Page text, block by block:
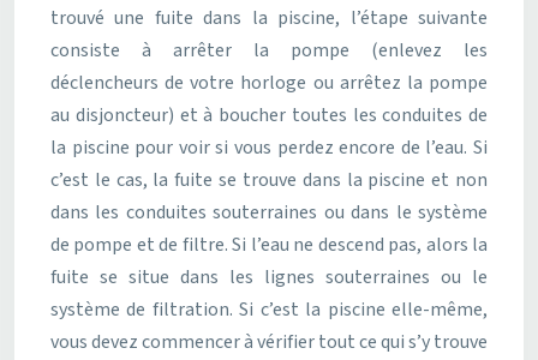
trouvé une fuite dans la piscine, l’étape suivante
consiste à arrêter la pompe (enlevez les
déclencheurs de votre horloge ou arrêtez la pompe
au disjoncteur) et à boucher toutes les conduites de
la piscine pour voir si vous perdez encore de l’eau. Si
c’est le cas, la fuite se trouve dans la piscine et non
dans les conduites souterraines ou dans le système
de pompe et de filtre. Si l’eau ne descend pas, alors la
fuite se situe dans les lignes souterraines ou le
système de filtration. Si c’est la piscine elle-même,
vous devez commencer à vérifier tout ce qui s’y trouve